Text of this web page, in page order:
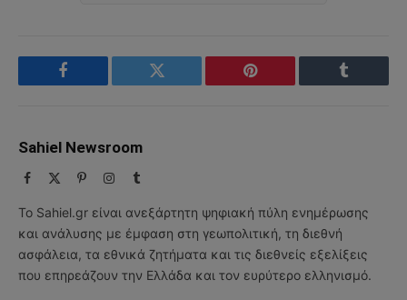
Facebook Twitter Pinterest Tumblr
Sahiel Newsroom
Facebook PinterestInstagram
Tumblr
Το Sahiel.gr είναι ανεξάρτητη ψηφιακή πύλη ενημέρωσης
και ανάλυσης με έμφαση στη γεωπολιτική, τη διεθνή
ασφάλεια, τα εθνικά ζητήματα και τις διεθνείς εξελίξεις
που επηρεάζουν την Ελλάδα και τον ευρύτερο ελληνισμό.